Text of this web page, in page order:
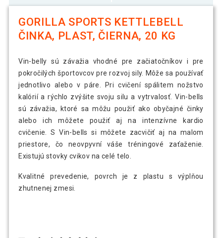
GORILLA SPORTS KETTLEBELL
ČINKA, PLAST, ČIERNA, 20 KG
Vin-belly sú závažia vhodné pre začiatočníkov i pre
pokročilých športovcov pre rozvoj sily. Môže sa používať
jednotlivo alebo v páre. Pri cvičení spálitem nožstvo
kalórií a rýchlo zvýšite svoju silu a vytrvalosť. Vin-bells
sú závažia, ktoré sa môžu použiť ako obyčajné činky
alebo ich môžete použiť aj na intenzívne kardio
cvičenie. S Vin-bells si môžete zacvičiť aj na malom
priestore, čo neovpyvní váše tréningové zaťaženie.
Existujú stovky cvikov na celé telo.
Kvalitné prevedenie, povrch je z plastu s výplňou
zhutnenej zmesi.